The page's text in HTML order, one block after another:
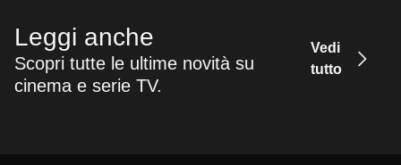
Leggi anche
Scopri tutte le ultime novità su
cinema e serie TV.
Vedi
tutto